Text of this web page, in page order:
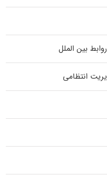
بین الملل
انتظامی